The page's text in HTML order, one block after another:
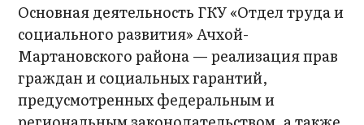
Основная деятельность ГКУ «Отдел труда и
социального развития» Ачхой-
Мартановского района — реализация прав
граждан и социальных гарантий,
предусмотренных федеральным и